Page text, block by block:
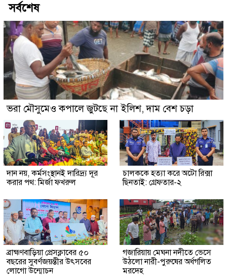
সর্বশেষ
ভরা মৌসুমেও কপালে জুটছে না ইলিশ, দাম বেশ চড়া
দান নয়, কর্মসংস্থানই দারিদ্র্য দূর
করার পথ: মির্জা ফখরুল
চালককে হত্যা করে অটো রিক্সা
ছিনতাই: গ্রেফতার-২
ব্রাহ্মণবাড়িয়া প্রেসক্লাবের ৫০
বছরের সুবর্ণজয়ন্তীর উৎসবের
লোগো উন্মোচন
গজারিয়ায় মেঘনা নদীতে ভেসে
উঠলো নারী-পুরুষের অর্ধগলিত
মরদেহ